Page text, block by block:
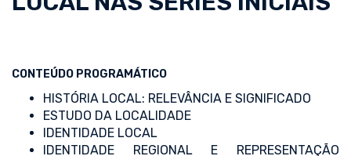
CONTEÚDO PROGRAMÁTICO
HISTÓRIA LOCAL: RELEVÂNCIA E SIGNIFICADO
ESTUDO DA LOCALIDADE
IDENTIDADE LOCAL
IDENTIDADE REGIONAL E REPRESENTAÇÃO